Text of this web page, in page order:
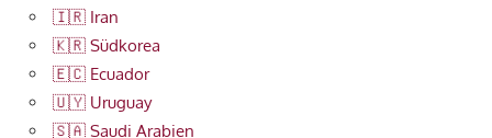
🇮🇷 Iran
🇰🇷 Südkorea
🇪🇨 Ecuador
🇺🇾 Uruguay
🇸🇦 Saudi Arabien